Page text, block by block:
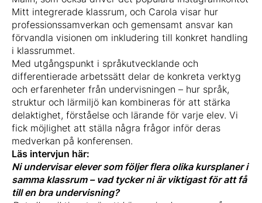
Mitt integrerade klassrum, och Carola visar hur
professionssamverkan och gemensamt ansvar kan
förvandla visionen om inkludering till konkret handling
i klassrummet.
Med utgångspunkt i språkutvecklande och
differentierade arbetssätt delar de konkreta verktyg
och erfarenheter från undervisningen – hur språk,
struktur och lärmiljö kan kombineras för att stärka
delaktighet, förståelse och lärande för varje elev. Vi
fick möjlighet att ställa några frågor inför deras
medverkan på konferensen.
Läs intervjun här:
Ni undervisar elever som följer flera olika kursplaner i
samma klassrum – vad tycker ni är viktigast för att få
till en bra undervisning?